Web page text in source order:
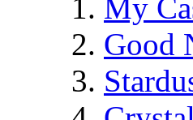
My
Good